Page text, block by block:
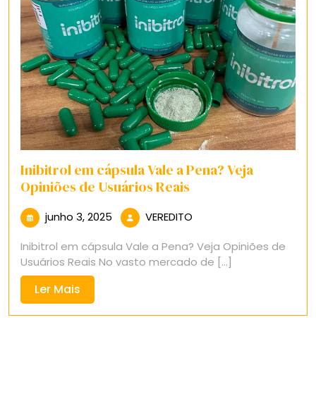
Inibitrol em cápsula Vale a Pena? Veja
Opiniões de Usuários Reais
junho 3, 2025 junho
2025
VEREDITO
Inibitrol em cápsula Vale a Pena? Veja Opiniões de
Usuários Reais No vasto mercado de [...]
Ler Mais
Mais